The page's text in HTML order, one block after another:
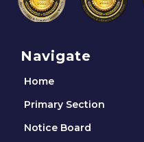
Navigate
Home
Primary Section
Notice Board